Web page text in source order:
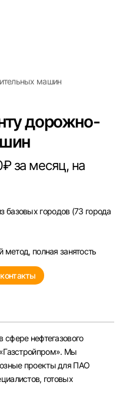
Найти сотрудника
машин
дорожно-
за месяц, на
базовых городов (73 города
полная занятость
нефтегазового
Мы
проекты для ПАО
готовых